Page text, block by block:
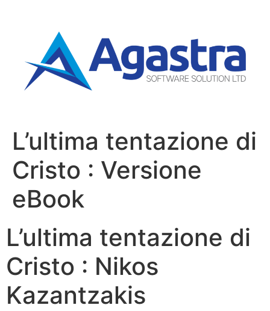
L’ultima tentazione di
Cristo : Versione
eBook
L’ultima tentazione di
Cristo : Nikos
Kazantzakis